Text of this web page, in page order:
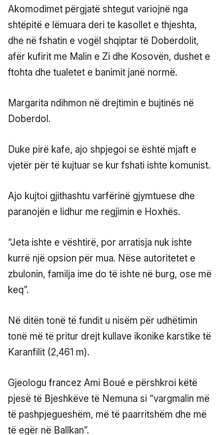
Akomodimet përgjatë shtegut variojnë nga
shtëpitë e lëmuara deri te kasollet e thjeshta,
dhe në fshatin e vogël shqiptar të Doberdolit,
afër kufirit me Malin e Zi dhe Kosovën, dushet e
ftohta dhe tualetet e banimit janë normë.
Margarita ndihmon në drejtimin e bujtinës në
Doberdol.
Duke pirë kafe, ajo shpjegoi se është mjaft e
vjetër për të kujtuar se kur fshati ishte komunist.
Ajo kujtoi gjithashtu varfërinë gjymtuese dhe
paranojën e lidhur me regjimin e Hoxhës.
“Jeta ishte e vështirë, por arratisja nuk ishte
kurrë një opsion për mua. Nëse autoritetet e
zbulonin, familja ime do të ishte në burg, ose më
keq”.
Në ditën tonë të fundit u nisëm për udhëtimin
tonë më të pritur drejt kullave ikonike karstike të
Karanfilit (2,461 m).
Gjeologu francez Ami Boué e përshkroi këtë
pjesë të Bjeshkëve të Nemuna si “vargmalin më
të pashpjegueshëm, më të paarritshëm dhe më
të egër në Ballkan”.